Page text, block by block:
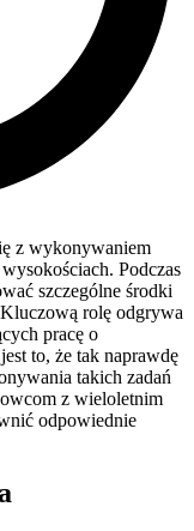
z wykonywaniem
Podczas
szczególne środki
rolę odgrywa
pracę o
to, że tak naprawdę
takich zadań
z wieloletnim
odpowiednie